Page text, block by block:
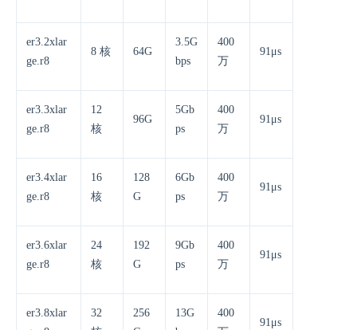
er3.2xlar
ge.r8
8 核 64G
3.5G
bps
400
万
91μs
er3.3xlar
ge.r8
12
核
96G
5Gb
ps
400
万
91μs
er3.4xlar
ge.r8
16
核
128
G
6Gb
ps
400
万
91μs
er3.6xlar
ge.r8
24
核
192
G
9Gb
ps
400
万
91μs
er3.8xlar
32
256
13G
400
91μs